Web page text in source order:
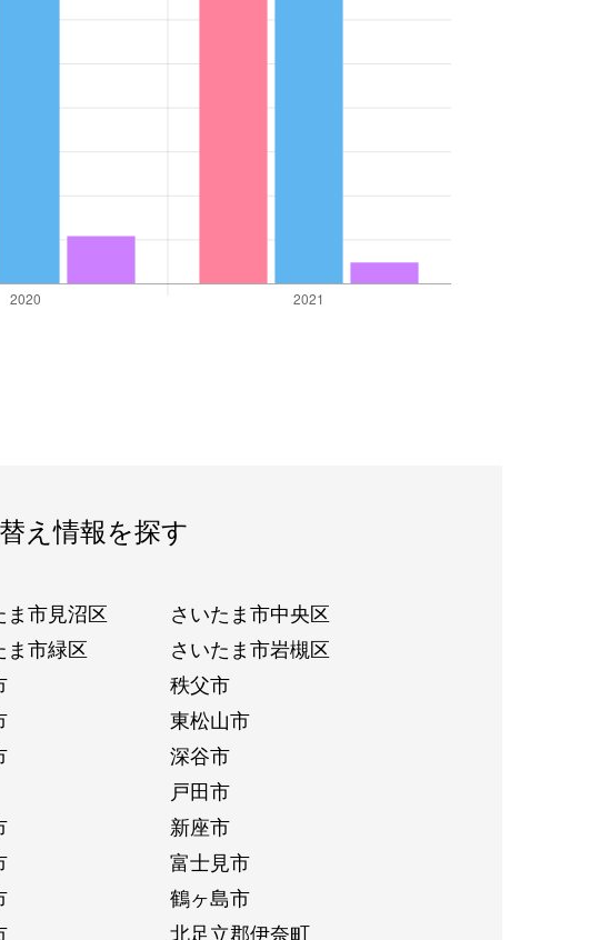
え情報を探す
ま市見沼区
さいたま市中央区
ま市緑区
さいたま市岩槻区
秩父市
東松山市
深谷市
戸田市
新座市
富士見市
鶴ヶ島市
北足立郡伊奈町